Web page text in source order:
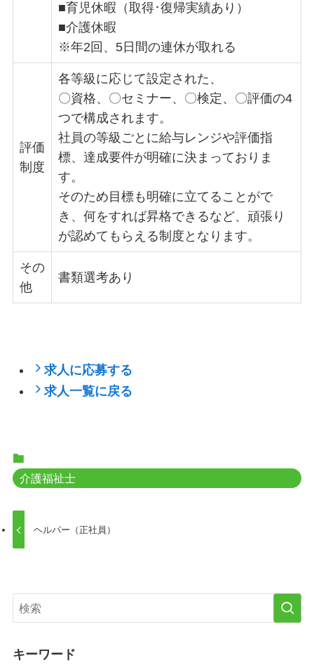
■育児休暇（取得･復帰実績あり）
■介護休暇
※年2回、5日間の連休が取れる
評価
制度
各等級に応じて設定された、
〇資格、〇セミナー、〇検定、〇評価の4
つで構成されます。
社員の等級ごとに給与レンジや評価指
標、達成要件が明確に決まっておりま
す。
そのため目標も明確に立てることがで
き、何をすれば昇格できるなど、頑張り
が認めてもらえる制度となります。
その
他
書類選考あり
求人に応募する
求人一覧に戻る
介護福祉士
ヘルパー（正社員）
キーワード